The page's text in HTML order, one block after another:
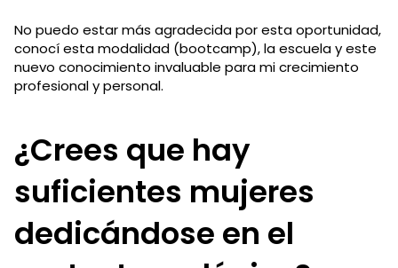
No puedo estar más agradecida por esta oportunidad,
conocí esta modalidad (bootcamp), la escuela y este
nuevo conocimiento invaluable para mi crecimiento
profesional y personal.
¿Crees que hay
suficientes mujeres
dedicándose en el